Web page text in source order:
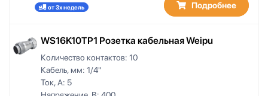
от 3х недель Подробнее
WS16K10TP1 Розетка кабельная Weipu
Количество контактов: 10
Кабель, мм: 1/4"
Ток, А: 5